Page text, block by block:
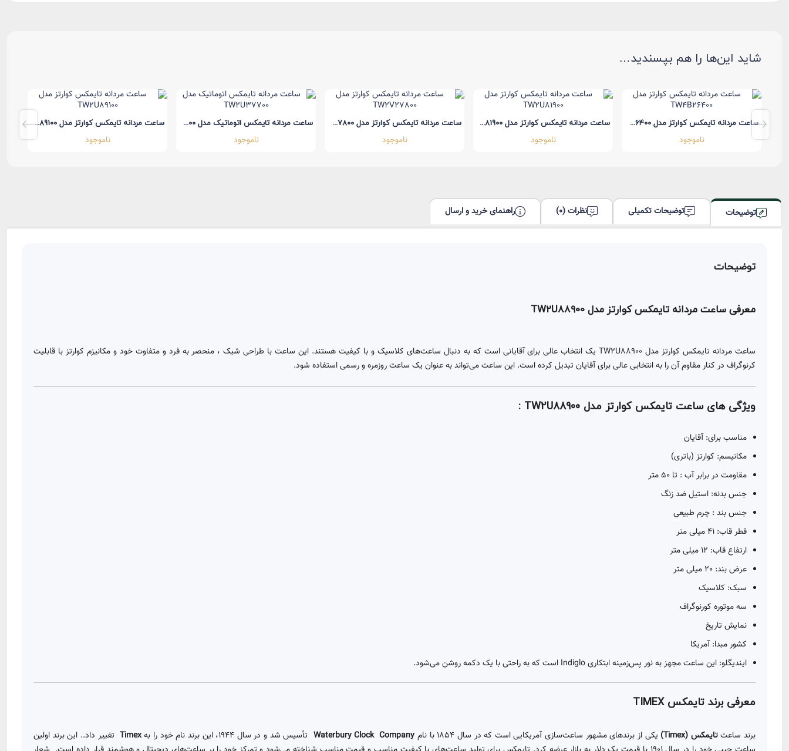
شاید این‌ها را هم بپسندید…
ساعت مردانه تایمکس کوارتز مدل TW4B26400
ناموجود
ساعت مردانه تایمکس کوارتز مدل TW2U81900
ناموجود
ساعت مردانه تایمکس کوارتز مدل TW2V27800
ناموجود
ساعت مردانه تایمکس اتوماتیک مدل TW2U37700
ناموجود
ساعت مردانه تایمکس کوارتز مدل TW2U89100
ناموجود
توضیحات توضیحات تکمیلی نظرات (0) راهنمای خرید و ارسال
توضیحات
معرفی ساعت مردانه تایمکس کوارتز مدل TW2U88900
ساعت مردانه تایمکس کوارتز مدل TW2U88900 یک انتخاب عالی برای آقایانی است که به دنبال ساعت‌های کلاسیک و با کیفیت هستند. این ساعت با طراحی شیک ، منحصر به فرد و متفاوت خود و مکانیزم کوارتز با قابلیت
کرنوگراف در کنار مقاوم آن را به انتخابی عالی برای آقایان تبدیل کرده است. این ساعت می‌تواند به عنوان یک ساعت روزمره و رسمی استفاده شود.
ویژگی های ساعت تایمکس کوارتز مدل TW2U88900 :
مناسب برای: آقایان
مکانیسم: کوارتز (باتری)
مقاومت در برابر آب : تا 50 متر
جنس بدنه: استیل ضد زنگ
جنس بند : چرم طبیعی
قطر قاب: 41 میلی متر
ارتفاع قاب: 12 میلی متر
عرض بند: 20 میلی متر
سبک: کلاسیک
سه موتوره کورنوگراف
نمایش تاریخ
کشور مبدا: آمریکا
ایندیگلو: این ساعت مجهز به نور پس‌زمینه ابتکاری Indiglo است که به راحتی با یک دکمه روشن می‌شود.
معرفی برند تایمکس TIMEX
برند ساعتتایمکس (Timex) یکی از برندهای مشهور ساعت‌سازی آمریکایی است که در سال 1854 با نام Waterbury Clock Company تأسیس شد و در سال 1944، این برند نام خود را به Timex تغییر داد.. این برند اولین